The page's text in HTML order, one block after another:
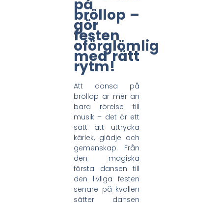
på
bröllop –
gör
festen
oförglömlig
med rätt
rytm!
Att dansa på
bröllop är mer än
bara rörelse till
musik – det är ett
sätt att uttrycka
kärlek, glädje och
gemenskap. Från
den magiska
första dansen till
den livliga festen
senare på kvällen
sätter dansen